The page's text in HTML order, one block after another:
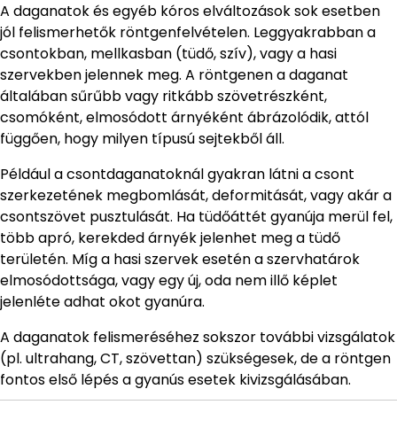
A daganatok és egyéb kóros elváltozások sok esetben
jól felismerhetők röntgenfelvételen. Leggyakrabban a
csontokban, mellkasban (tüdő, szív), vagy a hasi
szervekben jelennek meg. A röntgenen a daganat
általában sűrűbb vagy ritkább szövetrészként,
csomóként, elmosódott árnyéként ábrázolódik, attól
függően, hogy milyen típusú sejtekből áll.
Például a csontdaganatoknál gyakran látni a csont
szerkezetének megbomlását, deformitását, vagy akár a
csontszövet pusztulását. Ha tüdőáttét gyanúja merül fel,
több apró, kerekded árnyék jelenhet meg a tüdő
területén. Míg a hasi szervek esetén a szervhatárok
elmosódottsága, vagy egy új, oda nem illő képlet
jelenléte adhat okot gyanúra.
A daganatok felismeréséhez sokszor további vizsgálatok
(pl. ultrahang, CT, szövettan) szükségesek, de a röntgen
fontos első lépés a gyanús esetek kivizsgálásában.